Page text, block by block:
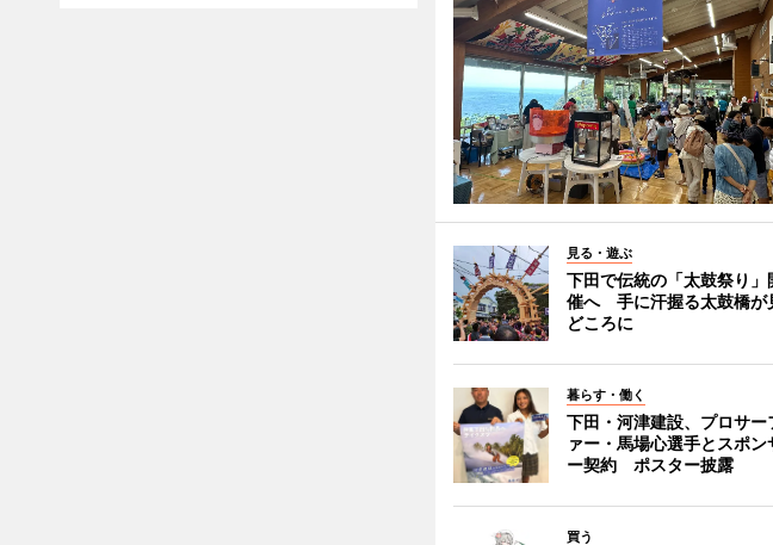
見る・遊ぶ
下田で伝統の「太鼓祭り」
催へ 手に汗握る太鼓橋が
どころに
暮らす・働く
下田・河津建設、プロサー
ァー・馬場心選手とスポン
ー契約 ポスター披露
買う